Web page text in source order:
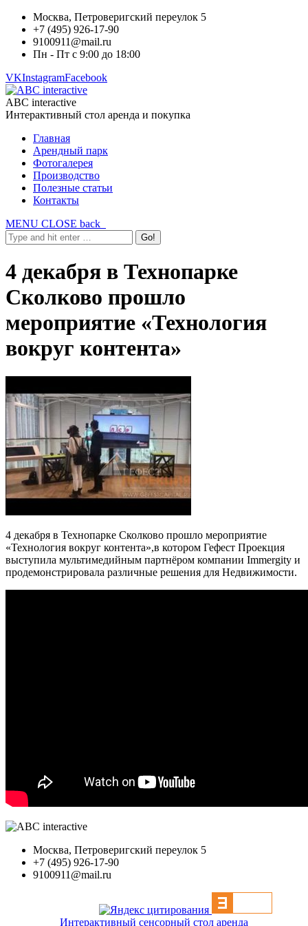
Москва, Петроверигский переулок 5
+7 (495) 926-17-90
9100911@mail.ru
Пн - Пт с 9:00 до 18:00
VKInstagramFacebook
ABC interactive
Интерактивный стол аренда и покупка
Главная
Арендный парк
Фотогалерея
Производство
Полезные статьи
Контакты
MENU CLOSE back
4 декабря в Технопарке
Сколково прошло
мероприятие «Технология
вокруг контента»
4 декабря в Технопарке Сколково прошло мероприятие
«Технология вокруг контента»,в котором Гефест Проекция
выступила мультимедийным партнёром компании Immergity и
продемонстрировала различные решения для Недвижимости.
Москва, Петроверигский переулок 5
+7 (495) 926-17-90
9100911@mail.ru
Интерактивный сенсорный стол аренда